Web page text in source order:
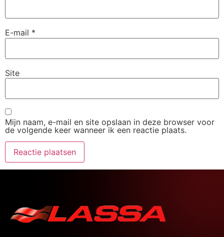
E-mail *
Site
Mijn naam, e-mail en site opslaan in deze browser voor
de volgende keer wanneer ik een reactie plaats.